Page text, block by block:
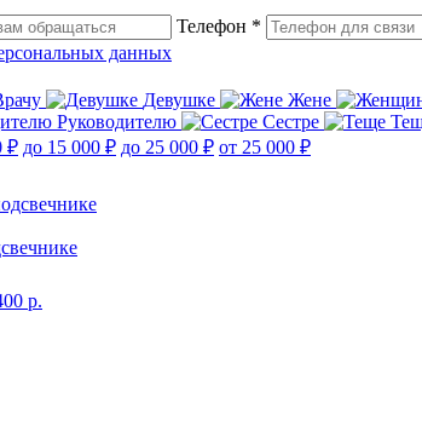
Телефон *
данных
Девушке Жене
Руководителю Сестре
₽ до 15 000 ₽ до 25 000 ₽ от 25 000 ₽
р.